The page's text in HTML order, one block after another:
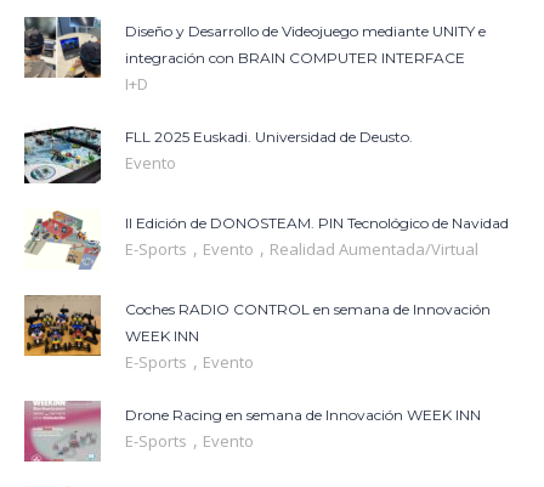
Diseño y Desarrollo de Videojuego mediante UNITY e
integración con BRAIN COMPUTER INTERFACE
I+D
FLL 2025 Euskadi. Universidad de Deusto.
Evento
II Edición de DONOSTEAM. PIN Tecnológico de Navidad
E-Sports , Evento , Realidad Aumentada/Virtual
Coches RADIO CONTROL en semana de Innovación
WEEK INN
E-Sports , Evento
Drone Racing en semana de Innovación WEEK INN
E-Sports , Evento